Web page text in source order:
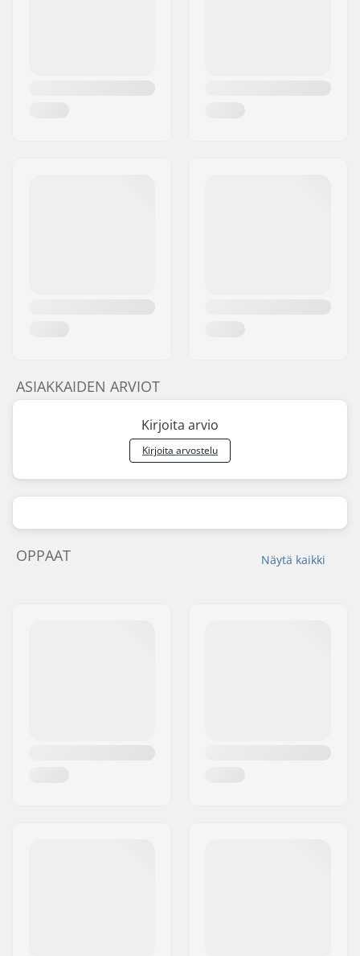
ASIAKKAIDEN ARVIOT
Kirjoita arvio
Kirjoita arvostelu
Näytä kaikki
OPPAAT